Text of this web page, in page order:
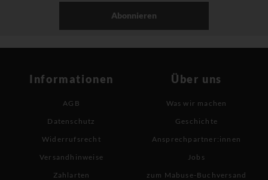
Abonnieren
Informationen
AGB
Datenschutz
Widerrufsrecht
Versandhinweise
Zahlarten
Über uns
Was wir machen
Geschichte
Ansprechpartner:innen
Jobs
zum Mabuse-Buchversand